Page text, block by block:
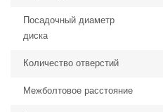
Посадочный диаметр
диска
Количество отверстий
Межболтовое расстояние